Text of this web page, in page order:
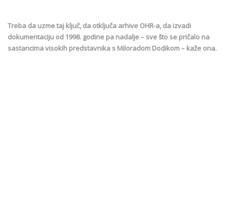
Treba da uzme taj ključ, da otključa arhive OHR-a, da izvadi
dokumentaciju od 1998. godine pa nadalje – sve što se pričalo na
sastancima visokih predstavnika s Miloradom Dodikom – kaže ona.